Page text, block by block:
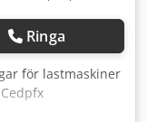
Ringa
för lastmaskiner
kontakta oss